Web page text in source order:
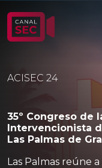
ACISEC 24
35º Congreso de
Intervencionista
Las Palmas de
Las Palmas reúne